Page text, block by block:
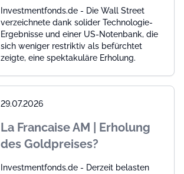
Investmentfonds.de - Die Wall Street
verzeichnete dank solider Technologie-
Ergebnisse und einer US-Notenbank, die
sich weniger restriktiv als befürchtet
zeigte, eine spektakuläre Erholung.
29.07.2026
La Francaise AM | Erholung
des Goldpreises?
Investmentfonds.de - Derzeit belasten